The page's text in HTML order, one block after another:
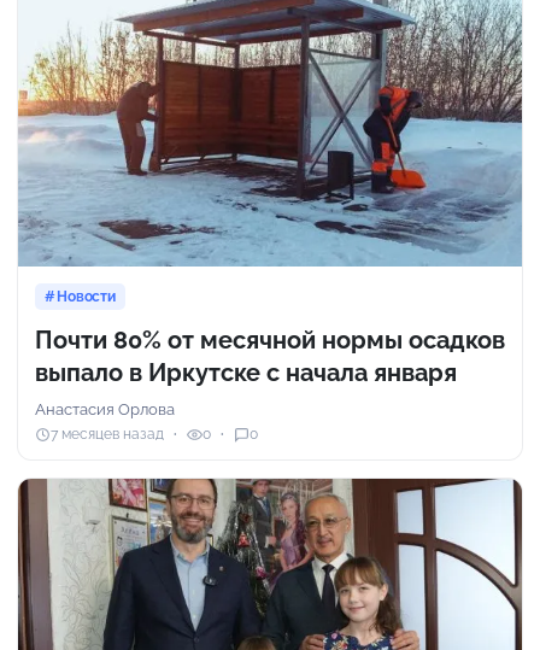
Новости
Почти 80% от месячной нормы осадков
выпало в Иркутске с начала января
Анастасия Орлова
7 месяцев назад 0 0